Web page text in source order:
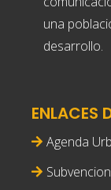
una
desarrollo.
ENLACES
Agenda